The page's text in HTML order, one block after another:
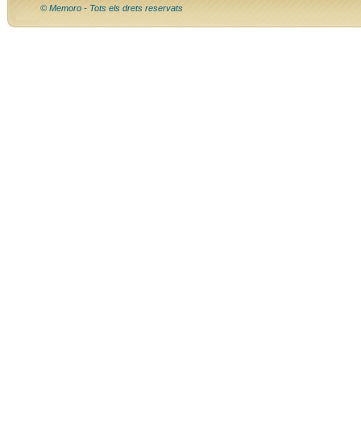
© Memoro - Tots els drets reservats